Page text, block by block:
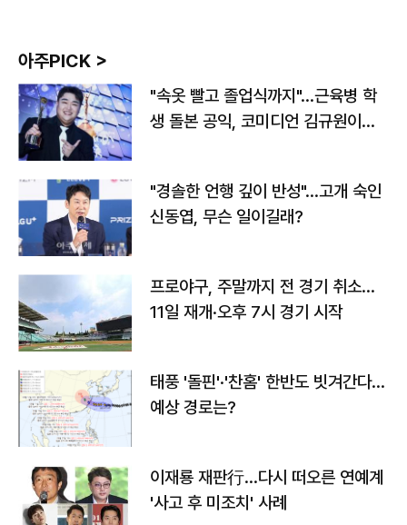
아주PICK >
"속옷 빨고 졸업식까지"…근육병 학
생 돌본 공익, 코미디언 김규원이었
"경솔한 언행 깊이 반성"…고개 숙인
신동엽, 무슨 일이길래?
프로야구, 주말까지 전 경기 취소…
11일 재개·오후 7시 경기 시작
태풍 '돌핀'·'찬홈' 한반도 빗겨간다…
예상 경로는?
이재룡 재판行…다시 떠오른 연예계
'사고 후 미조치' 사례